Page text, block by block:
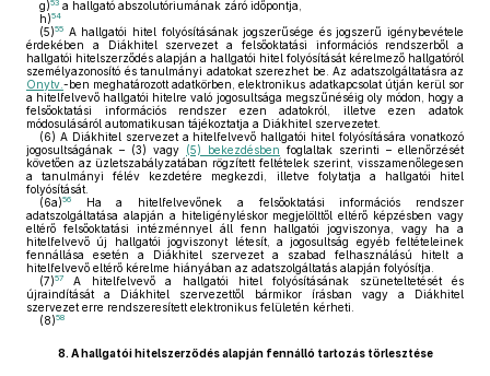
g)53 a hallgató abszolutóriumának záró időpontja,
h)54
(5)55 A hallgatói hitel folyósításának jogszerűsége és jogszerű igénybevétele
érdekében a Diákhitel szervezet a felsőoktatási információs rendszerből a
hallgatói hitelszerződés alapján a hallgatói hitel folyósítását kérelmező hallgatóról
személyazonosító és tanulmányi adatokat szerezhet be. Az adatszolgáltatásra az
Onytv. -ben meghatározott adatkörben, elektronikus adatkapcsolat útján kerül sor
a hitelfelvevő hallgatói hitelre való jogosultsága megszűnéséig oly módon, hogy a
felsőoktatási információs rendszer ezen adatokról, illetve ezen adatok
módosulásáról automatikusan tájékoztatja a Diákhitel szervezetet.
(6) A Diákhitel szervezet a hitelfelvevő hallgatói hitel folyósítására vonatkozó
jogosultságának – (3) vagy (5) bekezdésben foglaltak szerinti – ellenőrzését
követően az üzletszabályzatában rögzített feltételek szerint, visszamenőlegesen
a tanulmányi félév kezdetére megkezdi, illetve folytatja a hallgatói hitel
folyósítását.
(6a)56
Ha a hitelfelvevőnek a felsőoktatási információs rendszer
adatszolgáltatása alapján a hiteligényléskor megjelölttől eltérő képzésben vagy
eltérő felsőoktatási intézménnyel áll fenn hallgatói jogviszonya, vagy ha a
hitelfelvevő új hallgatói jogviszonyt létesít, a jogosultság egyéb feltételeinek
fennállása esetén a Diákhitel szervezet a szabad felhasználású hitelt a
hitelfelvevő eltérő kérelme hiányában az adatszolgáltatás alapján folyósítja.
(7)57
A hitelfelvevő a hallgatói hitel folyósításának szüneteltetését és
újraindítását a Diákhitel szervezettől bármikor írásban vagy a Diákhitel
szervezet erre rendszeresített elektronikus felületén kérheti.
(8)58
8. A hallgatói hitelszerződés alapján fennálló tartozás törlesztése